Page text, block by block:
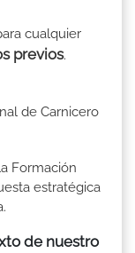
cualquier
previos.
de Carnicero
Formación
estratégica
de nuestro